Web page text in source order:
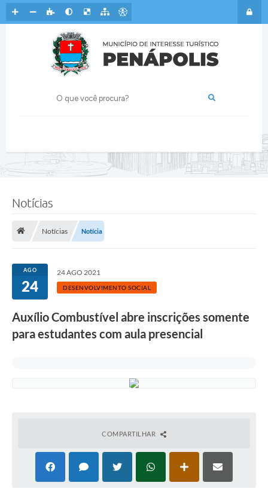
Notícias
Notícias Notícia
AGO
24
24 AGO 2021
DESENVOLVIMENTO SOCIAL
Auxílio Combustível abre inscrições somente
para estudantes com aula presencial
COMPARTILHAR